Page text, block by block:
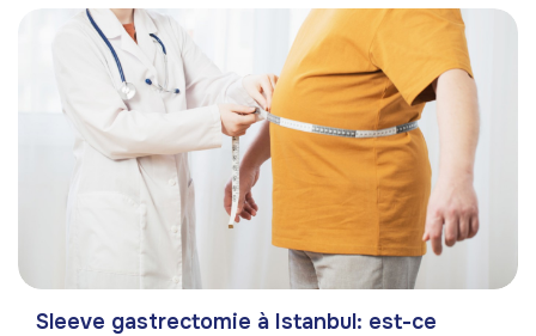
Sleeve gastrectomie à Istanbul: est-ce